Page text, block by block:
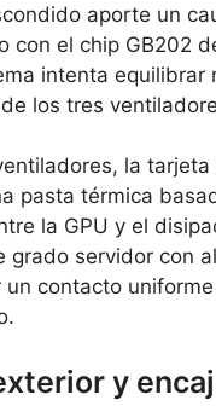
aporte un
con el chip GB202
intenta
los tres
la tarjeta
pasta térmica
la GPU y el
grado servidor con
contacto
y